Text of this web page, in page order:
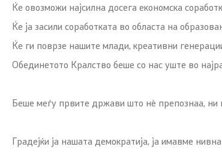
Ќе овозможи најсилна досега економска
Ќе ја засили соработката во областа на
Ќе ги поврзе нашите млади, креативни
Обединетото Кралство беше со нас уште во
Беше меѓу првите држави што нè препознаа, ни
Градејќи ја нашата демократија, ја имавме